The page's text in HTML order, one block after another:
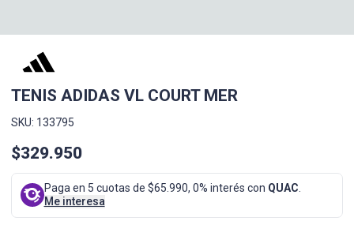
TENIS ADIDAS VL COURT MER
SKU: 133795
$329.950
Paga en 5 cuotas de $65.990, 0% interés con QUAC.
Me interesa